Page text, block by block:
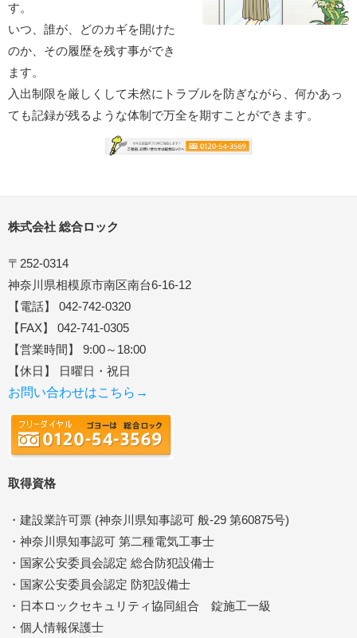
す。
いつ、誰が、どのカギを開けた
のか、その履歴を残す事ができ
ます。
入出制限を厳しくして未然にトラブルを防ぎながら、何かあっ
ても記録が残るような体制で万全を期すことができます。
株式会社 総合ロック
〒252-0314
神奈川県相模原市南区南台6-16-12
【電話】 042-742-0320
【FAX】 042-741-0305
【営業時間】 9:00～18:00
【休日】 日曜日・祝日
お問い合わせはこちら→
取得資格
・建設業許可票 (神奈川県知事認可 般-29 第60875号)
・神奈川県知事認可 第二種電気工事士
・国家公安委員会認定 総合防犯設備士
・国家公安委員会認定 防犯設備士
・日本ロックセキュリティ協同組合 錠施工一級
・個人情報保護士